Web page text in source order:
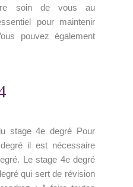
soin de vous au
pour maintenir
pouvez également
stage 4e degré Pour
il est nécessaire
Le stage 4e degré
qui sert de révision